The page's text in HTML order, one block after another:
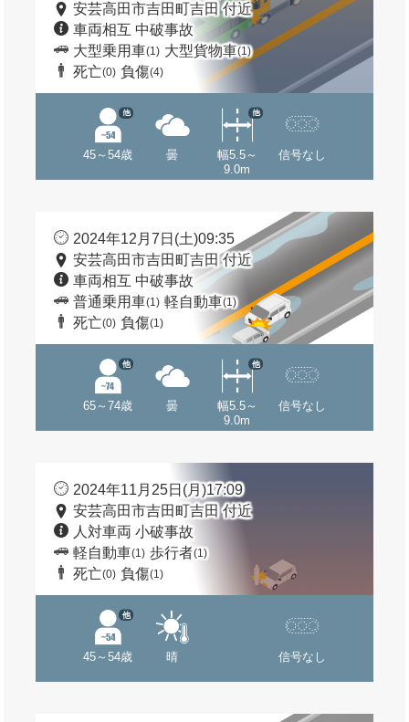
安芸高田市吉田町吉田 付近
車両相互 中破事故
大型乗用車(1) 大型貨物車(1)
死亡(0) 負傷(4)
45～54歳
他
曇
幅5.5～
9.0m
他
信号なし
2024年12月7日(土)09:35
安芸高田市吉田町吉田 付近
車両相互 中破事故
普通乗用車(1) 軽自動車(1)
死亡(0) 負傷(1)
65～74歳
他
曇
幅5.5～
9.0m
他
信号なし
2024年11月25日(月)17:09
安芸高田市吉田町吉田 付近
人対車両 小破事故
軽自動車(1) 歩行者(1)
死亡(0) 負傷(1)
45～54歳
他
晴 信号なし